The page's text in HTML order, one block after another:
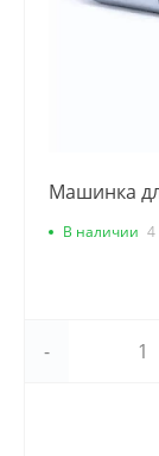
Машинка
В наличии 4
-